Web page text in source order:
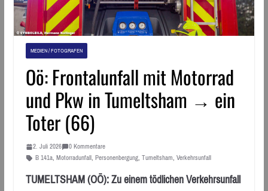
MEDIEN / FOTOGRAFEN
Oö: Frontalunfall mit Motorrad
und Pkw in Tumeltsham → ein
Toter (66)
2. Juli 2026
0 Kommentare
B 141a, Motorradunfall, Personenbergung, Tumeltsham, Verkehrsunfall
TUMELTSHAM (OÖ): Zu einem tödlichen Verkehrsunfall